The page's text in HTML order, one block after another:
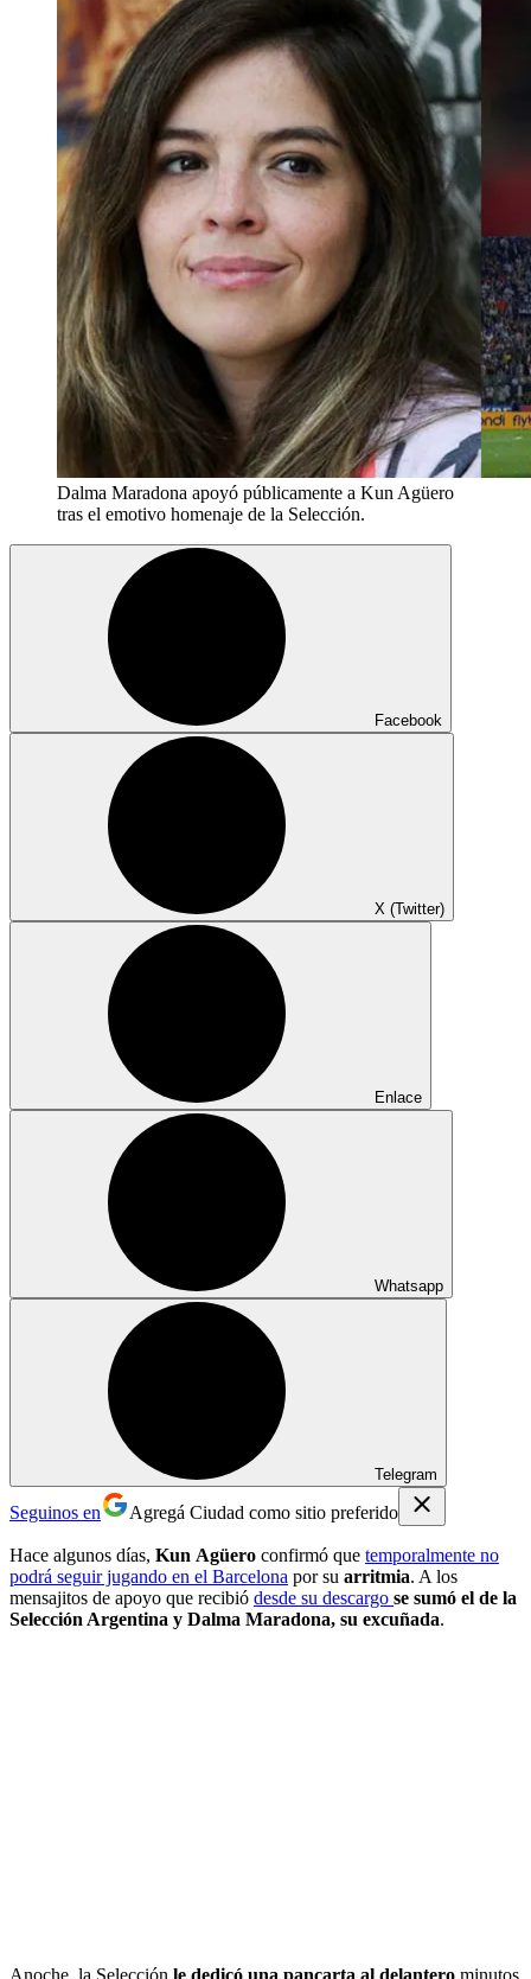
Dalma Maradona apoyó públicamente a Kun Agüero
tras el emotivo homenaje de la Selección.
Facebook
X (Twitter)
Enlace
Whatsapp
Telegram
Seguinos en Agregá Ciudad como sitio preferido
Hace algunos días, Kun Agüero confirmó que temporalmente no
podrá seguir jugando en el Barcelona por su arritmia. A los
mensajitos de apoyo que recibió desde su descargo se sumó el de la
Selección Argentina y Dalma Maradona, su excuñada.
Anoche, la Selección le dedicó una pancarta al delantero minutos